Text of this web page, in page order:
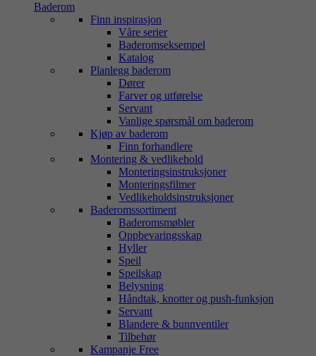
Baderom
Finn inspirasjon
Våre serier
Baderomseksempel
Katalog
Planlegg baderom
Dører
Farver og utførelse
Servant
Vanlige spørsmål om baderom
Kjøp av baderom
Finn forhandlere
Montering & vedlikehold
Monteringsinstruksjoner
Monteringsfilmer
Vedlikeholdsinstruksjoner
Baderomssortiment
Baderomsmøbler
Oppbevaringsskap
Hyller
Speil
Speilskap
Belysning
Håndtak, knotter og push-funksjon
Servant
Blandere & bunnventiler
Tilbehør
Kampanje Free